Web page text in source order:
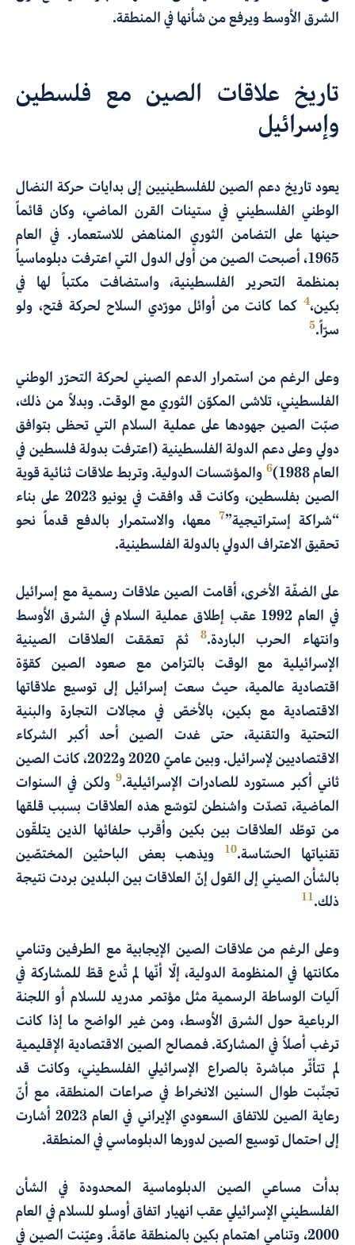
الشرق الأوسط ويرفع من شأنها في المنطقة.
تاريخ علاقات الصين مع فلسطين
وإسرائيل
يعود تاريخ دعم الصين للفلسطينيين إلى بدايات حركة النضال
الوطني الفلسطيني في ستينات القرن الماضي، وكان قائماً
حينها على التضامن الثوري المناهض للاستعمار. في العام
1965، أصبحت الصين من أولى الدول التي اعترفت دبلوماسياً
بمنظمة التحرير الفلسطينية، واستضافت مكتباً لها في
بكين،4 كما كانت من أوائل مورّدي السلاح لحركة فتح، ولو
سرّاً.5
وعلى الرغم من استمرار الدعم الصيني لحركة التحرّر الوطني
الفلسطيني، تلاشى المكوّن الثوري مع الوقت. وبدلاً من ذلك،
صبّت الصين جهودها على عملية السلام التي تحظى بتوافق
دولي وعلى دعم الدولة الفلسطينية (اعترفت بدولة فلسطين في
العام 1988)
6 والمؤسّسات الدولية. وتربط علاقات ثنائية قوية
الصين بفلسطين، وكانت قد وافقت في يونيو 2023 على بناء
“شراكة إستراتيجية”7
معها، والاستمرار بالدفع قدماً نحو
تحقيق الاعتراف الدولي بالدولة الفلسطينية.
على الضفّة الأخرى، أقامت الصين علاقات رسمية مع إسرائيل
في العام 1992 عقب إطلاق عملية السلام في الشرق الأوسط
وانتهاء الحرب الباردة.8
ثمّ تعمّقت العلاقات الصينية
الإسرائيلية مع الوقت بالتزامن مع صعود الصين كقوّة
اقتصادية عالمية، حيث سعت إسرائيل إلى توسيع علاقاتها
الاقتصادية مع بكين، بالأخصّ في مجالات التجارة والبنية
التحتية والتقنية، حتى غدت الصين أحد أكبر الشركاء
الاقتصاديين لإسرائيل. وبين عاميّ 2020 و2022، كانت الصين
ثاني أكبر مستورد للصادرات الإسرائيلية.9 ولكن في السنوات
الماضية، تصدّت واشنطن لتوسّع هذه العلاقات بسبب قلقها
من توطّد العلاقات بين بكين وأقرب حلفائها الذين يتلقّون
تقنياتها الحسّاسة.10
ويذهب بعض الباحثين المختصّين
بالشأن الصيني إلى القول إنّ العلاقات بين البلدين بردت نتيجة
ذلك.11
وعلى الرغم من علاقات الصين الإيجابية مع الطرفين وتنامي
مكانتها في المنظومة الدولية، إلّا أنّها لم تُدع قطّ للمشاركة في
آليات الوساطة الرسمية مثل مؤتمر مدريد للسلام أو اللجنة
الرباعية حول الشرق الأوسط، ومن غير الواضح ما إذا كانت
ترغب أصلاً في المشاركة. فمصالح الصين الاقتصادية الإقليمية
لم تتأثّر مباشرة بالصراع الإسرائيلي الفلسطيني، وكانت قد
تجنّبت طوال السنين الانخراط في صراعات المنطقة، مع أنّ
رعاية الصين للاتفاق السعودي الإيراني في العام 2023 أشارت
إلى احتمال توسيع الصين لدورها الدبلوماسي في المنطقة.
بدأت مساعي الصين الدبلوماسية المحدودة في الشأن
الفلسطيني الإسرائيلي عقب انهيار اتفاق أوسلو للسلام في العام
2000، وتنامي اهتمام بكين بالمنطقة عامّةً. وعيّنت الصين في